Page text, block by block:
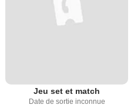
Jeu set et match
Date de sortie inconnue